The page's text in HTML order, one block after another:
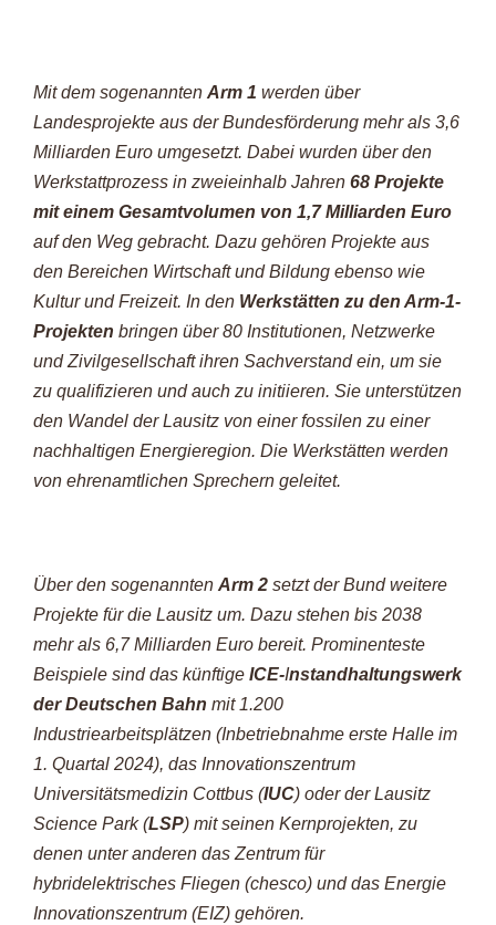
Mit dem sogenannten Arm 1 werden über
Landesprojekte aus der Bundesförderung mehr als 3,6
Milliarden Euro umgesetzt. Dabei wurden über den
Werkstattprozess in zweieinhalb Jahren 68 Projekte
mit einem Gesamtvolumen von 1,7 Milliarden Euro
auf den Weg gebracht. Dazu gehören Projekte aus
den Bereichen Wirtschaft und Bildung ebenso wie
Kultur und Freizeit. In den Werkstätten zu den Arm-1-
Projekten bringen über 80 Institutionen, Netzwerke
und Zivilgesellschaft ihren Sachverstand ein, um sie
zu qualifizieren und auch zu initiieren. Sie unterstützen
den Wandel der Lausitz von einer fossilen zu einer
nachhaltigen Energieregion. Die Werkstätten werden
von ehrenamtlichen Sprechern geleitet.
Über den sogenannten Arm 2 setzt der Bund weitere
Projekte für die Lausitz um. Dazu stehen bis 2038
mehr als 6,7 Milliarden Euro bereit. Prominenteste
Beispiele sind das künftige ICE-Instandhaltungswerk
der Deutschen Bahn mit 1.200
Industriearbeitsplätzen (Inbetriebnahme erste Halle im
1. Quartal 2024), das Innovationszentrum
Universitätsmedizin Cottbus (IUC) oder der Lausitz
Science Park (LSP) mit seinen Kernprojekten, zu
denen unter anderen das Zentrum für
hybridelektrisches Fliegen (chesco) und das Energie
Innovationszentrum (EIZ) gehören.